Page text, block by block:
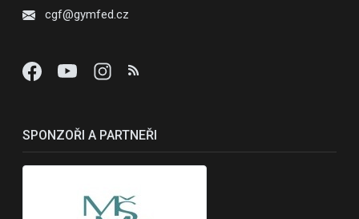
cgf@gymfed.cz
SPONZOŘI A PARTNEŘI